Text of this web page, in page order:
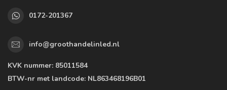
0172-201367
info@groothandelinled.nl
KVK nummer: 85011584
BTW-nr met landcode: NL863468196B01